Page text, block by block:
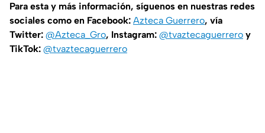
Para esta y más información, síguenos en nuestras redes
sociales como en Facebook: Azteca Guerrero, vía
Twitter: @Azteca_Gro, Instagram: @tvaztecaguerrero y
TikTok: @tvaztecaguerrero